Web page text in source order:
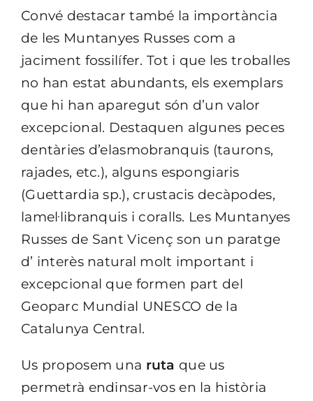
Convé destacar també la importància
de les Muntanyes Russes com a
jaciment fossilífer. Tot i que les troballes
no han estat abundants, els exemplars
que hi han aparegut són d’un valor
excepcional. Destaquen algunes peces
dentàries d’elasmobranquis (taurons,
rajades, etc.), alguns espongiaris
(Guettardia sp.), crustacis decàpodes,
lamel·libranquis i coralls. Les Muntanyes
Russes de Sant Vicenç son un paratge
d’ interès natural molt important i
excepcional que formen part del
Geoparc Mundial UNESCO de la
Catalunya Central.
Us proposem una ruta que us
permetrà endinsar-vos en la història